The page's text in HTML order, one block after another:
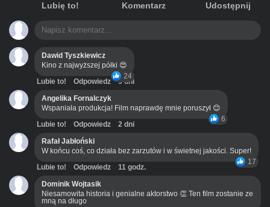
Lubię to! Komentarz Udostępnij
Dawid Tyszkiewicz
Kino z najwyższej półki 😍
24
Lubie to! Odpowiedz
3 dni
Angelika Fornalczyk
Wspaniała produkcja! Film naprawdę mnie poruszył 😊
6
Lubie to! Odpowiedz
2 dni
Rafał Jabłoński
W końcu coś, co działa bez zarzutów i w świetnej jakości. Super!
17
Lubie to! Odpowiedz
11 godz.
Dominik Wojtasik
Niesamowita historia i genialne aktorstwo 👏 Ten film zostanie ze
mną na długo